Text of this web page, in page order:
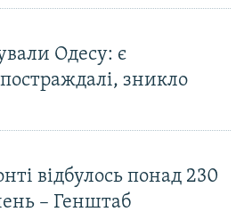
Одесу: є
зникло
відбулось понад 230
– Генштаб